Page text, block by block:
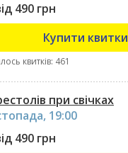
490 грн
Купити квитки
квитків: 461
при свічках
19:00
490 грн